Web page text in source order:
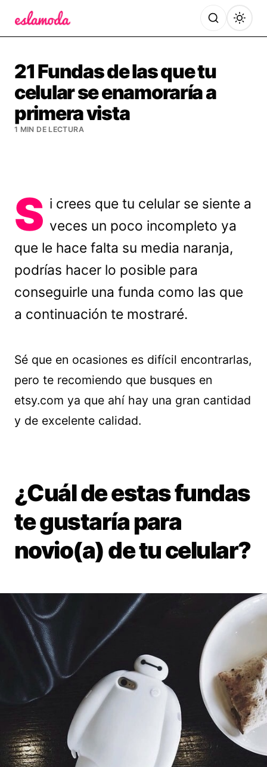
21 Fundas de las que tu
celular se enamoraría a
primera vista
1 MIN DE LECTURA
S i crees que tu celular se siente a
veces un poco incompleto ya
que le hace falta su media naranja,
podrías hacer lo posible para
conseguirle una funda como las que
a continuación te mostraré.
Sé que en ocasiones es difícil encontrarlas,
pero te recomiendo que busques en
etsy.com ya que ahí hay una gran cantidad
y de excelente calidad.
¿Cuál de estas fundas
te gustaría para
novio(a) de tu celular?